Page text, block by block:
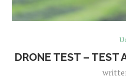
DRONE TEST – TEST